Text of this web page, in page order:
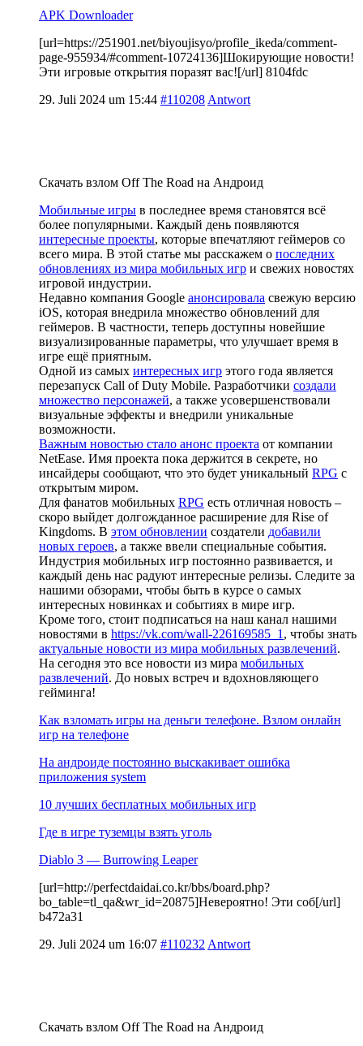
APK Downloader
[url=https://251901.net/biyoujisyo/profile_ikeda/comment-
page-955934/#comment-10724136]Шокирующие новости!
Эти игровые открытия поразят вас![/url] 8104fdc
29. Juli 2024 um 15:44 #110208 Antwort
Скачать взлом Off The Road на Андроид
Мобильные игры в последнее время становятся всё
более популярными. Каждый день появляются
интересные проекты, которые впечатляют геймеров со
всего мира. В этой статье мы расскажем о последних
обновлениях из мира мобильных игр и свежих новостях
игровой индустрии.
Недавно компания Google анонсировала свежую версию
iOS, которая внедрила множество обновлений для
геймеров. В частности, теперь доступны новейшие
визуализированные параметры, что улучшает время в
игре ещё приятным.
Одной из самых интересных игр этого года является
перезапуск Call of Duty Mobile. Разработчики создали
множество персонажей, а также усовершенствовали
визуальные эффекты и внедрили уникальные
возможности.
Важным новостью стало анонс проекта от компании
NetEase. Имя проекта пока держится в секрете, но
инсайдеры сообщают, что это будет уникальный RPG с
открытым миром.
Для фанатов мобильных RPG есть отличная новость –
скоро выйдет долгожданное расширение для Rise of
Kingdoms. В этом обновлении создатели добавили
новых героев, а также ввели специальные события.
Индустрия мобильных игр постоянно развивается, и
каждый день нас радуют интересные релизы. Следите за
нашими обзорами, чтобы быть в курсе о самых
интересных новинках и событиях в мире игр.
Кроме того, стоит подписаться на наш канал нашими
новостями в https://vk.com/wall-226169585_1 , чтобы знать
актуальные новости из мира мобильных развлечений.
На сегодня это все новости из мира мобильных
развлечений. До новых встреч и вдохновляющего
гейминга!
Как взломать игры на деньги телефоне. Взлом онлайн
игр на телефоне
На андроиде постоянно выскакивает ошибка
приложения system
10 лучших бесплатных мобильных игр
Где в игре туземцы взять уголь
Diablo 3 — Burrowing Leaper
[url=http://perfectdaidai.co.kr/bbs/board.php?
bo_table=tl_qa&wr_id=20875]Невероятно! Эти соб[/url]
b472a31
29. Juli 2024 um 16:07 #110232 Antwort
Скачать взлом Off The Road на Андроид